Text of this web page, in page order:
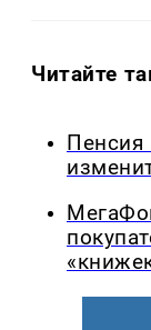
Читайте
Пенсия